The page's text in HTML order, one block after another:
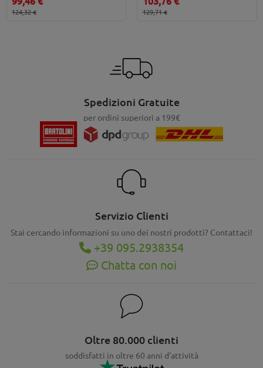
124,32 € 129,71 €
Spedizioni Gratuite
per ordini superiori a 199€
Servizio Clienti
Stai cercando informazioni su uno dei nostri prodotti? Contattaci!
+39 095.2938354
Chatta con noi
Oltre 80.000 clienti
soddisfatti in oltre 60 anni d'attività